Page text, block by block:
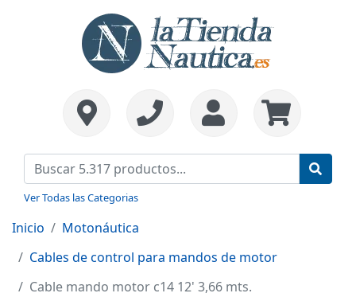
Ver Todas las Categorias
Inicio
Motonáutica
Cables de control para mandos de motor
Cable mando motor c14 12' 3,66 mts.